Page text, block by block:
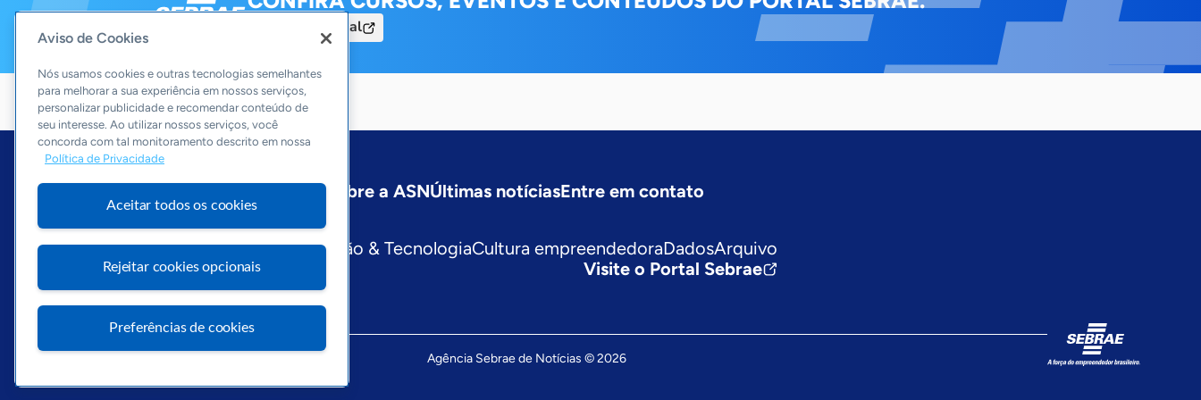
Acesse o Portal
PodcastSobre a ASNÚltimas notíciasEntre em contato
Editorias
Economia & PolíticaInovação & TecnologiaCultura empreendedoraDadosArquivo
Visite o Portal Sebrae
Agência Sebrae de Notícias © 2026
Aviso de Cookies
Nós usamos cookies e outras tecnologias semelhantes
para melhorar a sua experiência em nossos serviços,
personalizar publicidade e recomendar conteúdo de
seu interesse. Ao utilizar nossos serviços, você
concorda com tal monitoramento descrito em nossa
Política de Privacidade
Aceitar todos os cookies
Rejeitar cookies opcionais
Preferências de cookies